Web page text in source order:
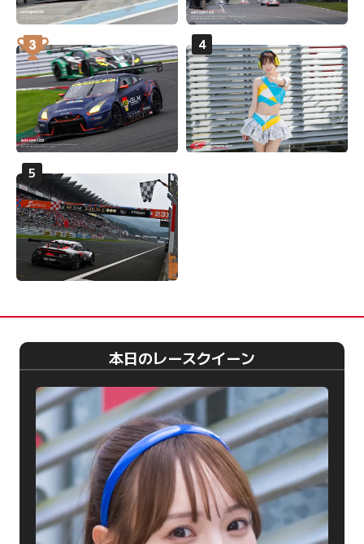
本日のレースクイーン